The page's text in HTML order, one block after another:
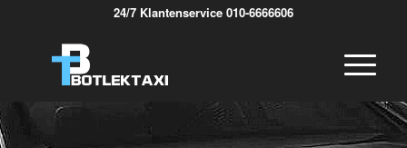
24/7 Klantenservice 010-6666606